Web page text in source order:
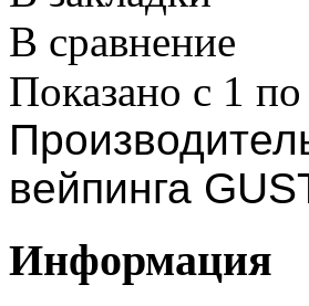
В сравнение
Показано с 1
вейпинга
Информация